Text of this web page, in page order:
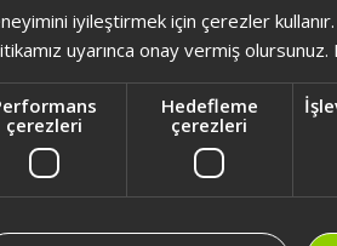
Süpürge antibakteriyel özelliği
Süpürge alerji filtresi var mı?
Süpürge ıslak zeminde
Süpürge mop özelliği var mı?
iyileştirmek için çerezler
uyarınca onay vermiş olursunuz.
çerezleri
Hedefleme
çerezleri